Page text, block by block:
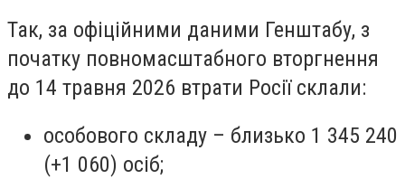
Так, за офіційними даними Генштабу, з
початку повномасштабного вторгнення
до 14 травня 2026 втрати Росії склали:
особового складу – близько 1 345 240
(+1 060) осіб;